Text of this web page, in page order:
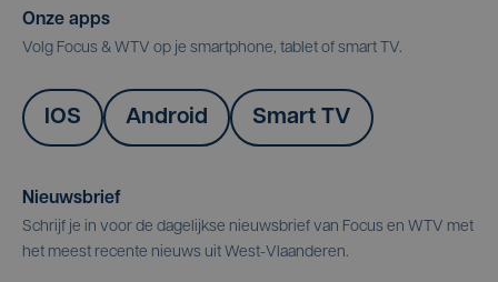
Onze apps
Volg Focus & WTV op je smartphone, tablet of smart TV.
IOS Android Smart TV
Nieuwsbrief
Schrijf je in voor de dagelijkse nieuwsbrief van Focus en WTV met
het meest recente nieuws uit West-Vlaanderen.